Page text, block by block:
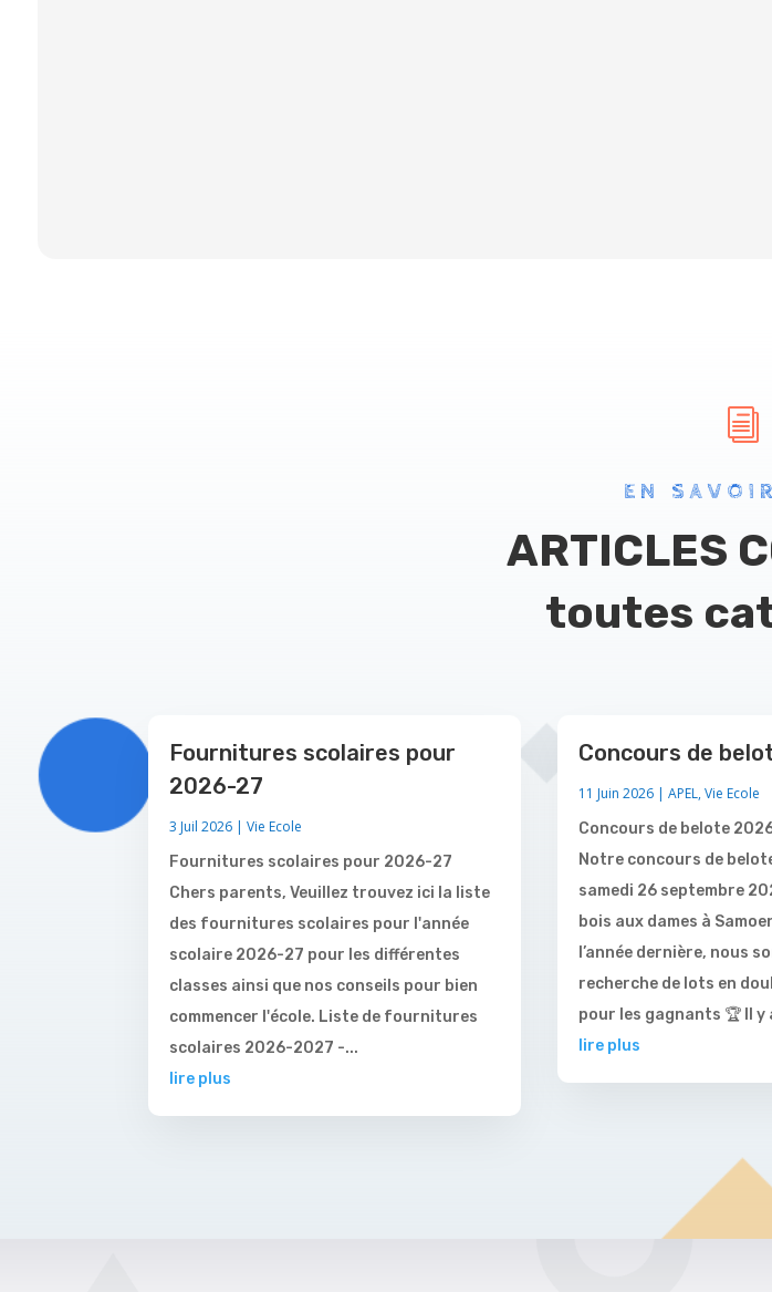
i
EN
ARTICLES
toutes
Fournitures scolaires pour
2026-27
3 Juil 2026 |Vie Ecole
Fournitures scolaires pour 2026-27
Chers parents, Veuillez trouvez ici la liste
des fournitures scolaires pour l'année
scolaire 2026-27 pour les différentes
classes ainsi que nos conseils pour bien
commencer l'école. Liste de fournitures
scolaires 2026-2027 -...
lire plus
Concours de
11 Juin 2026| APEL,Vie Ecole
Concours de belote
Notre concours de
samedi 26 septembre
bois aux dames à
l’année dernière, nous
recherche de lots en
pour les gagnants 🏆 Il y
lire plus